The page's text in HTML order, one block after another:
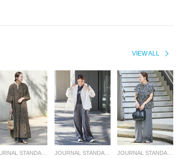
VIEW ALL
JOURNAL STANDARD LADYS
JOURNAL STANDARD LADYS